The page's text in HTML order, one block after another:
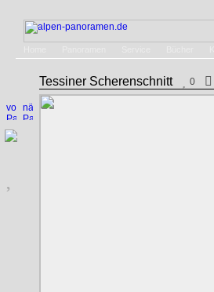
Tessiner Scherenschnitt 0